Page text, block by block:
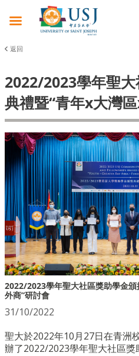
返回
2022/2023學年聖
典禮暨“青年x大灣
2022/2023學年聖大社區獎助學金頒
外商”研討會
31/10/2022
聖大於2022年10月27日在青洲
辦了2022/2023學年聖大社區獎